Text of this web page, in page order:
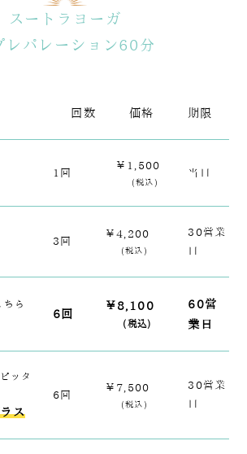
スートラヨーガ
パレーション60分
回数 価格 期限
1回
￥1,500
(税込)
当日
3回
￥4,200
(税込)
30営業
日
ちら
6回
￥8,100
(税込)
60営
業日
ッタ
ス
6回
￥7,500
(税込)
30営業